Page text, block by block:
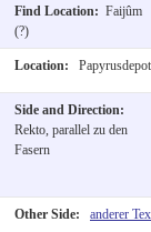
Find Location: Faijûm
(?)
Location: Papyrusdepot
Side and Direction:
Rekto, parallel zu den
Fasern
Other Side: anderer